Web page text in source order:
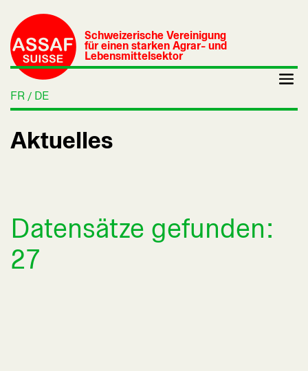
FR DE
Schweizerische Vereinigung
für einen starken Agrar- und
Lebensmittelsektor
Aktuelles
Datensätze gefunden:
27